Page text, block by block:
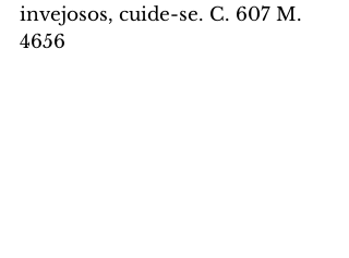
invejosos, cuide-se. C. 607 M.
4656